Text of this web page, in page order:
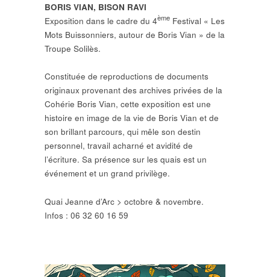
BORIS VIAN, BISON RAVI
Exposition dans le cadre du 4ème Festival « Les
Mots Buissonniers, autour de Boris Vian » de la
Troupe Solilès.
Constituée de reproductions de documents
originaux provenant des archives privées de la
Cohérie Boris Vian, cette exposition est une
histoire en image de la vie de Boris Vian et de
son brillant parcours, qui mêle son destin
personnel, travail acharné et avidité de
l’écriture. Sa présence sur les quais est un
événement et un grand privilège.
Quai Jeanne d’Arc > octobre & novembre.
Infos : 06 32 60 16 59